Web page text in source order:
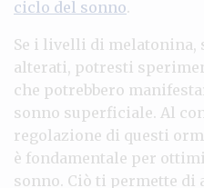
ciclo del sonno.
Se i livelli di melatonina,
alterati, potresti
che potrebbero
sonno superficiale. Al
regolazione di questi
è fondamentale per
sonno. Ciò ti permette di